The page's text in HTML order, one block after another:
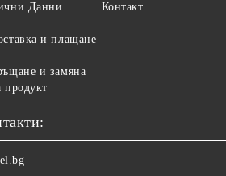
Данни
и плащане
и замяна
продукт
Контакт